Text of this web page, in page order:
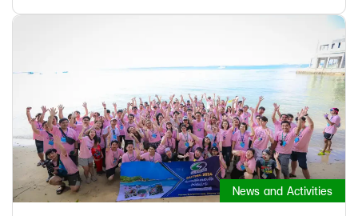
News and Activities